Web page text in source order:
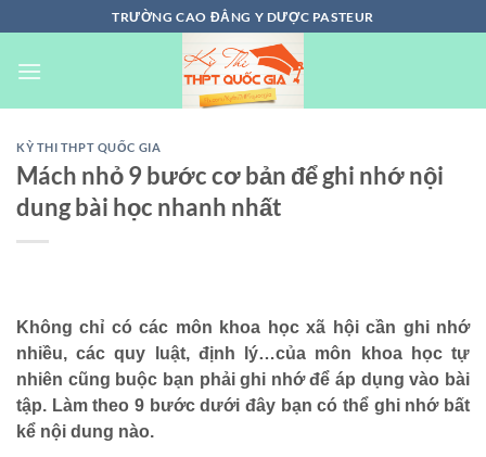
đến
nội
TRƯỜNG CAO ĐẲNG Y DƯỢC PASTEUR
KỲ THI THPT QUỐC GIA
Mách nhỏ 9 bước cơ bản để ghi nhớ nội
dung bài học nhanh nhất
Không chỉ có các môn khoa học xã hội cần ghi nhớ
nhiều, các quy luật, định lý…của môn khoa học tự
nhiên cũng buộc bạn phải ghi nhớ để áp dụng vào bài
tập. Làm theo 9 bước dưới đây bạn có thể ghi nhớ bất
kể nội dung nào.